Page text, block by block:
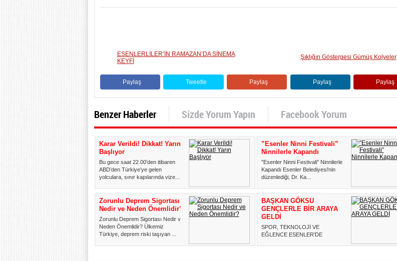
ESENLERLİLER’İN RAMAZAN’DA SİNEMA
KEYFİ
Şıklığın Göstergesi Gümüş Kolyeler
Paylaş Tweetle Paylaş Paylaş Paylaş
Benzer Haberler Sizde Yorum Yapın Facebook Yorum
Karar Verildi! Dikkat! Yarın
Başlıyor
Bu gece saat 22.00’den itibaren
ABD’den Türkiye’ye gelen
yolculara, sınır kapılarında vize...
”Esenler Ninni Festivali”
Ninnilerle Kapandı
''Esenler Ninni Festivali'' Ninnilerle
Kapandı Esenler Belediyesi'nin
düzenlediği, Dr. Ka...
Zorunlu Deprem Sigortası
Nedir ve Neden Önemlidir?
Zorunlu Deprem Sigortası Nedir ve
Neden Önemlidir? Ülkemiz
Türkiye, deprem riski taşıyan ...
BAŞKAN GÖKSU
GENÇLERLE BİR ARAYA
GELDİ
SPOR, TEKNOLOJİ VE
EĞLENCE ESENLER’DE